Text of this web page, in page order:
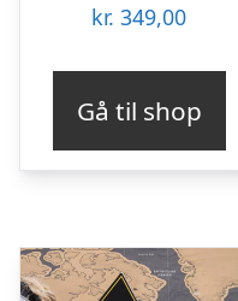
kr. 349,00
Gå til shop